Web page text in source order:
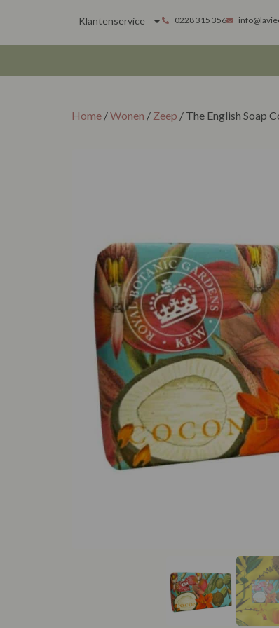
Klantenservice 0228 315 356
Home /Wonen / Zeep / The English Soap